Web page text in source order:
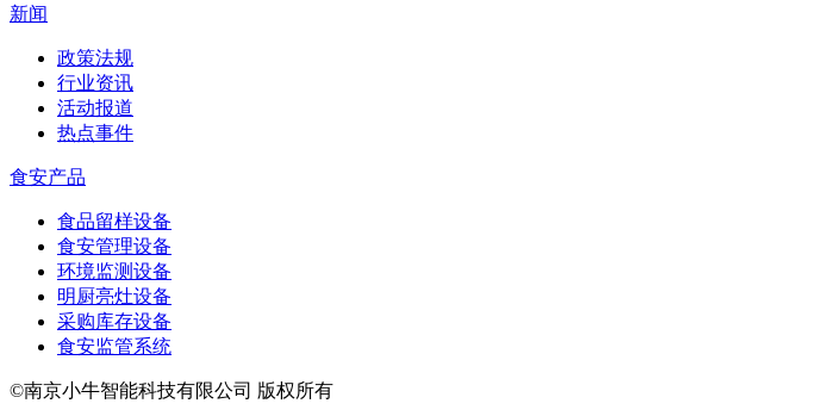
新闻
政策法规
行业资讯
活动报道
热点事件
食安产品
食品留样设备
食安管理设备
环境监测设备
明厨亮灶设备
采购库存设备
食安监管系统
©南京小牛智能科技有限公司 版权所有